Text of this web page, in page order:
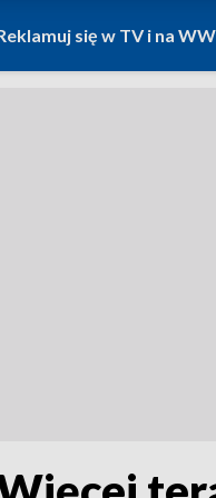
się w TV i na